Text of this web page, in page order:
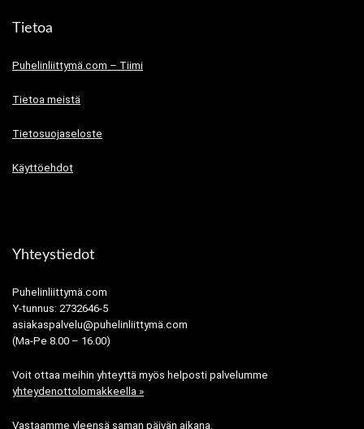
Tietoa
Puhelinliittymä.com – Tiimi
Tietoa meistä
Tietosuojaseloste
Käyttöehdot
Yhteystiedot
Puhelinliittymä.com
Y-tunnus: 2732646-5
asiakaspalvelu@puhelinliittymä.com
(Ma-Pe 8.00 – 16.00)
Voit ottaa meihin yhteyttä myös helposti palvelumme
yhteydenottolomakkeella »
Vastaamme yleensä saman päivän aikana.